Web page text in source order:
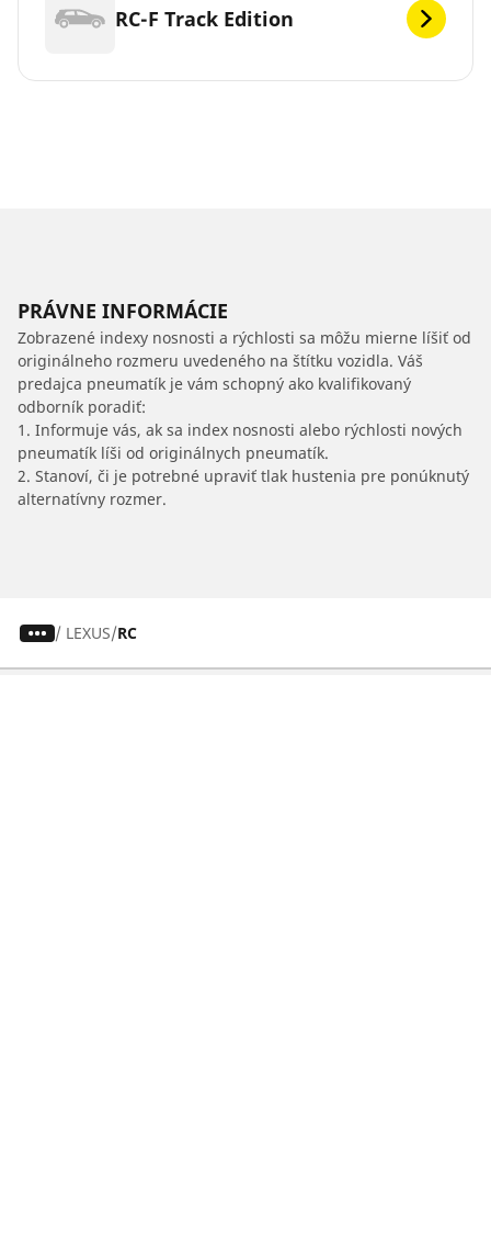
RC-F Track Edition
PRÁVNE INFORMÁCIE
Zobrazené indexy nosnosti a rýchlosti sa môžu mierne líšiť od
originálneho rozmeru uvedeného na štítku vozidla. Váš
predajca pneumatík je vám schopný ako kvalifikovaný
odborník poradiť:
1. Informuje vás, ak sa index nosnosti alebo rýchlosti nových
pneumatík líši od originálnych pneumatík.
2. Stanoví, či je potrebné upraviť tlak hustenia pre ponúknutý
alternatívny rozmer.
/ LEXUS RC